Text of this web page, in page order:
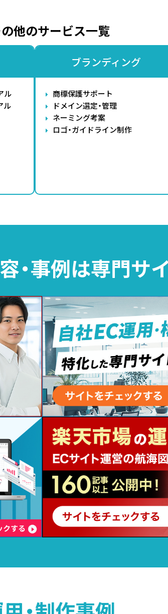
他のサービス一覧
ル
ル
ブランディング
商標保護サポート
ドメイン選定・管理
ネーミング考案
ロゴ・ガイドライン制作
・事例は専門サ